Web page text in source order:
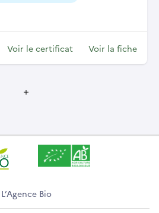
Voir le certificat Voir la fiche
L’Agence Bio